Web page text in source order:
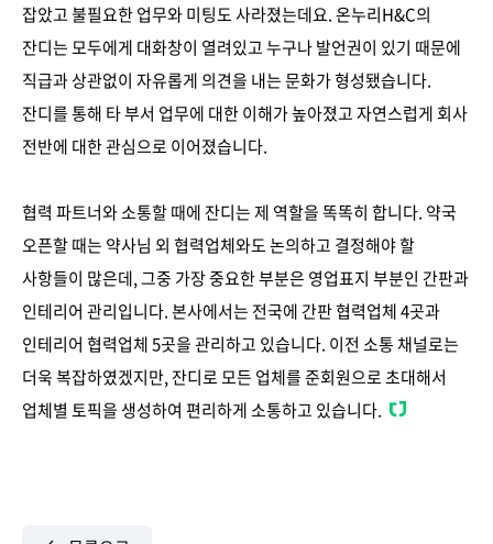
잡았고 불필요한 업무와 미팅도 사라졌는데요. 온누리H&C의
잔디는 모두에게 대화창이 열려있고 누구나 발언권이 있기 때문에
직급과 상관없이 자유롭게 의견을 내는 문화가 형성됐습니다.
잔디를 통해 타 부서 업무에 대한 이해가 높아졌고 자연스럽게 회사
전반에 대한 관심으로 이어졌습니다.
협력 파트너와 소통할 때에 잔디는 제 역할을 똑똑히 합니다. 약국
오픈할 때는 약사님 외 협력업체와도 논의하고 결정해야 할
사항들이 많은데, 그중 가장 중요한 부분은 영업표지 부분인 간판과
인테리어 관리입니다. 본사에서는 전국에 간판 협력업체 4곳과
인테리어 협력업체 5곳을 관리하고 있습니다. 이전 소통 채널로는
더욱 복잡하였겠지만, 잔디로 모든 업체를 준회원으로 초대해서
업체별 토픽을 생성하여 편리하게 소통하고 있습니다.